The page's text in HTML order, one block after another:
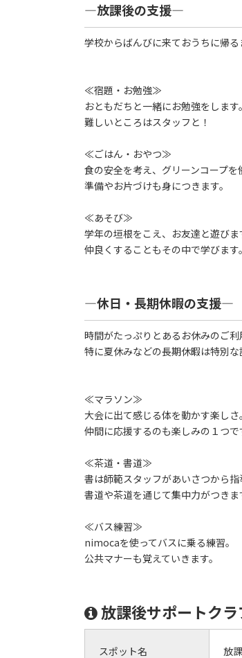
―放課後の支援―
学校からばんびに来ておうちに帰
≪宿題・お勉強≫
おともだちと一緒にお勉強をします。
難しいところはスタッフと！
≪ごはん・おやつ≫
食の安全を考え、グリーンコープを
準備やお片づけも身につきます。
≪あそび≫
学年の垣根をこえ、お友達と遊びま
仲良くすることもその中で学びます。
―休日・長期休暇の支援―
時間がたっぷりとあるお休みのご
特に夏休みなどの長期休暇は特別な
≪マラソン≫
大会に出て感じる体を動かす楽しさ。
仲間に応援するのも楽しみの１つで
≪茶道・書道≫
書は師範スタッフがあいさつから指
書道や茶道を通じて集中力がつきま
≪バス練習≫
nimocaを使ってバスに乗る練習。
公共マナーも覚えていきます。
放課後サポートク
スポット名 放